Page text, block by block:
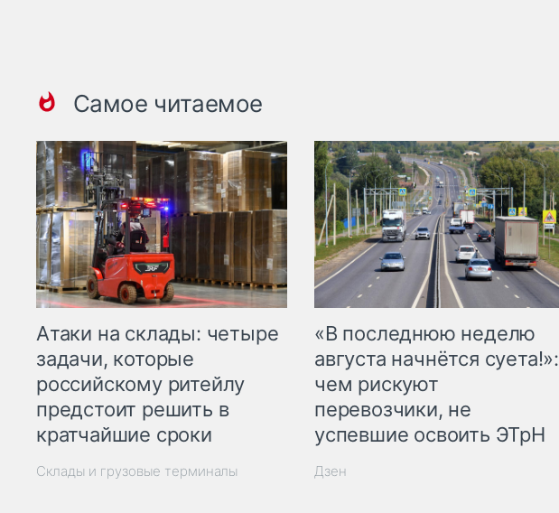
Самое читаемое
Атаки на склады: четыре
задачи, которые
российскому ритейлу
предстоит решить в
кратчайшие сроки
Склады и грузовые терминалы
«В последнюю неделю
августа начнётся суета!»:
чем рискуют
перевозчики, не
успевшие освоить ЭТрН
Дзен